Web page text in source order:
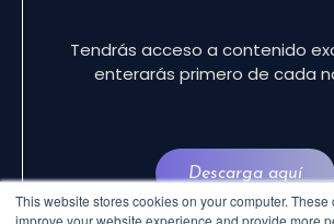
This website stores cookies on your computer. These
improve your website experience and provide more
Tendrás acceso a contenido
enterarás primero de cada
Descarga aquí